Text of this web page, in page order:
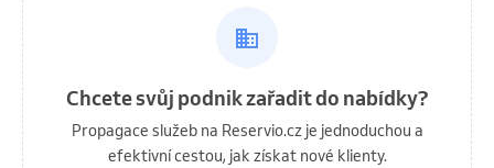
Chcete svůj podnik zařadit do nabídky?
Propagace služeb na Reservio.cz je jednoduchou a
efektivní cestou, jak získat nové klienty.